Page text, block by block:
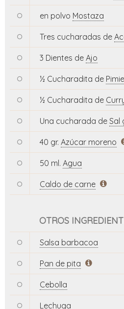
en polvo Mostaza
Tres cucharadas de
3 Dientes de Ajo
½ Cucharadita de
½ Cucharadita de
Una cucharada de Sal
40 gr. Azúcar moreno
50 ml. Agua
Caldo de carne
OTROS
Salsa barbacoa
Pan de pita
Cebolla
Lechuga